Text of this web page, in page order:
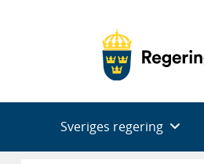
Sveriges regering